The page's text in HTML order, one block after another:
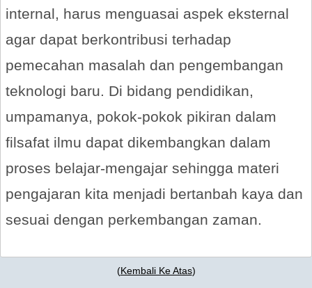
internal, harus menguasai aspek eksternal
agar dapat berkontribusi terhadap
pemecahan masalah dan pengembangan
teknologi baru. Di bidang pendidikan,
umpamanya, pokok-pokok pikiran dalam
filsafat ilmu dapat dikembangkan dalam
proses belajar-mengajar sehingga materi
pengajaran kita menjadi bertanbah kaya dan
sesuai dengan perkembangan zaman.
(Kembali Ke Atas)